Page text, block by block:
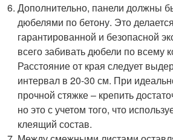
Дополнительно, панели должны
дюбелями по бетону. Это
гарантированной и безопасной
всего забивать дюбели по всему
Расстояние от края следует
интервал в 20-30 см. При
прочной стяжке – крепить
но это с учетом того, что
клеящий состав.